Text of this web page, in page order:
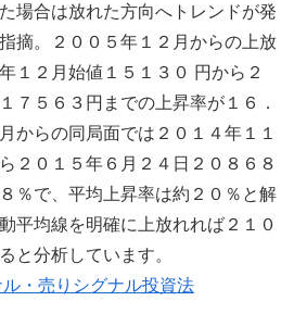
場合は放れた方向へトレンドが発
摘。２００５年１２月からの上放
１２月始値１５１３０ 円から２
７５６３円までの上昇率が１６．
からの同局面では２０１４年１１
２０１５年６月２４日２０８６８
％で、平均上昇率は約２０％と解
平均線を明確に上放れれば２１０
と分析しています。
・売りシグナル投資法